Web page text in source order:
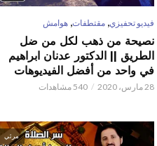
فيديو تحفيزي, مقتطفات, هوامش
نصيحة من ذهب لكل من ضل
الطريق || الدكتور عدنان ابراهيم
في واحد من أفضل الفيديوهات
28 مارس، 2020 540 مشاهدات
مرئي